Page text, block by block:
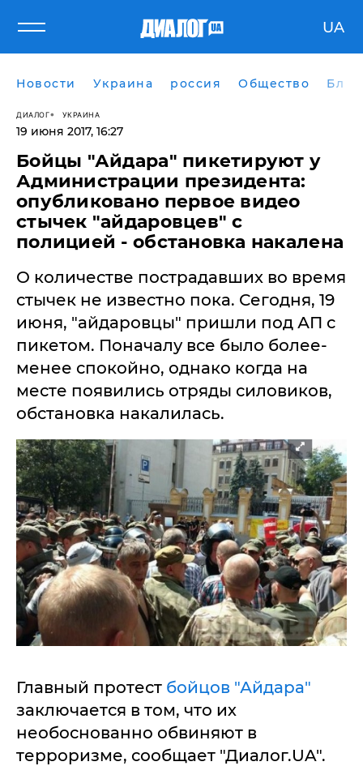
UA
Новости Украина россия Общество
ДИАЛОГ УКРАИНА
19 июня 2017, 16:27
Бойцы "Айдара" пикетируют у
Администрации президента:
опубликовано первое видео
стычек "айдаровцев" с
полицией - обстановка накалена
О количестве пострадавших во время
стычек не известно пока. Сегодня, 19
июня, "айдаровцы" пришли под АП с
пикетом. Поначалу все было более-
менее спокойно, однако когда на
месте появились отряды силовиков,
обстановка накалилась.
Главный протест бойцов "Айдара"
заключается в том, что их
необоснованно обвиняют в
терроризме, сообщает "Диалог.UA".